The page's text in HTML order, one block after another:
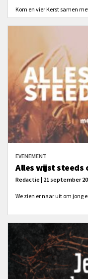
Kom en vier Kerst samen
EVENEMENT
Alles wijst steeds
Redactie | 21 september
We zien er naar uit om jong